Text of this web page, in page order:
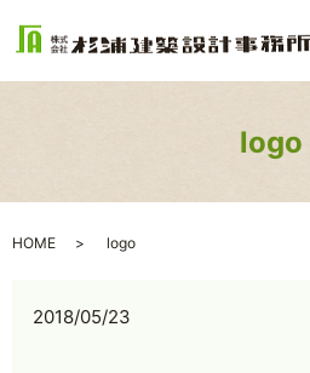
logo
HOME logo
2018/05/23